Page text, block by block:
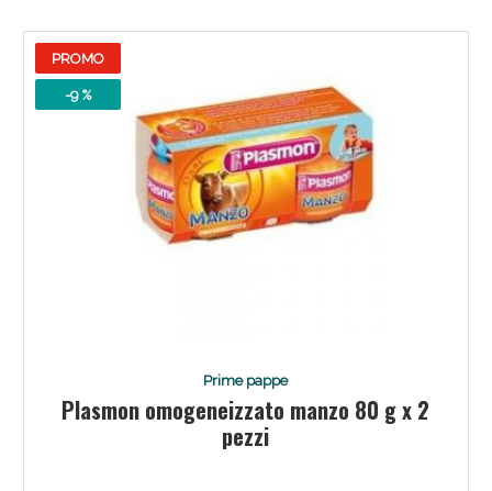
PROMO
-9 %
Prime pappe
Plasmon omogeneizzato manzo 80 g x 2
pezzi